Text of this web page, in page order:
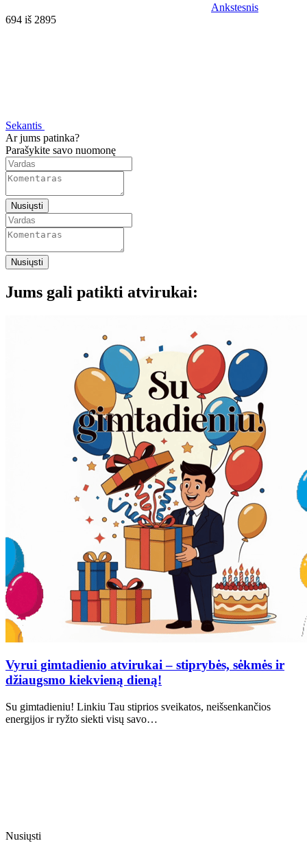
Ankstesnis
694 iš 2895
Sekantis
Ar jums patinka?
Parašykite savo nuomonę
Nusiųsti
Nusiųsti
Jums gali patikti atvirukai:
Vyrui gimtadienio atvirukai – stiprybės, sėkmės ir
džiaugsmo kiekvieną dieną!
Su gimtadieniu! Linkiu Tau stiprios sveikatos, neišsenkančios
energijos ir ryžto siekti visų savo…
Nusiųsti